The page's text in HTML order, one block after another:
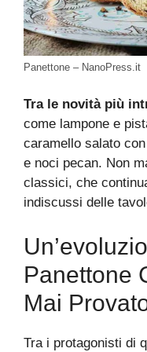
Panettone – NanoPress.it
Tra le novità più
come lampone e
caramello salato
e noci pecan. Non
classici, che
indiscussi delle
Panettone
Mai
Tra i protagonisti di